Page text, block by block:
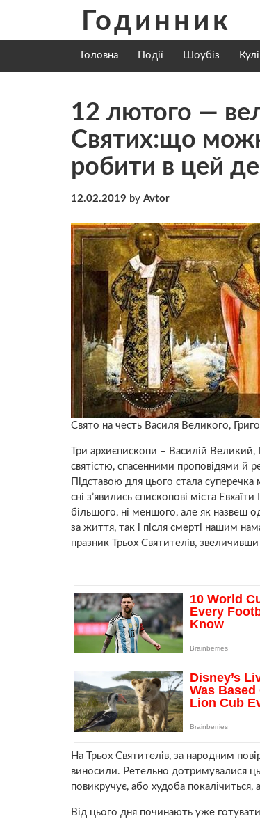
content
Годинник
Головна Події Шоубіз
12 лютого —
Святих:що
робити в цей
12.02.2019 by Avtor
Свято на честь Василя Великого,
Три архиєпископи – Василій Великий,
святістю, спасенними проповідями й
Підставою для цього стала
сні з’явились єпископові міста
більшого, ні меншого, але як назвеш
за життя, так і після смерті нашим
празник Трьох Святителів, звеличивши
На Трьох Святителів, за народним
виносили. Ретельно дотримувалися
повикручує, або худоба покалічиться,
Від цього дня починають уже